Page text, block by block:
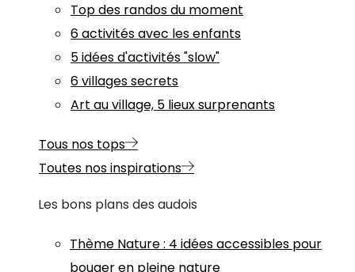
Top des randos du moment
6 activités avec les enfants
5 idées d'activités "slow"
6 villages secrets
Art au village, 5 lieux surprenants
Tous nos tops
Toutes nos inspirations
Les bons plans des audois
Thème Nature: 4 idées accessibles pour
bouger en pleine nature